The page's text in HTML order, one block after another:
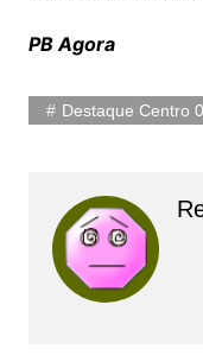
PB Agora
Destaque Centro